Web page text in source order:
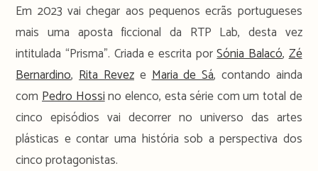
Em 2023 vai chegar aos pequenos ecrãs portugueses
mais uma aposta ficcional da RTP Lab, desta vez
intitulada “Prisma”. Criada e escrita porSónia Balacó,Zé
Bernardino,Rita RevezeMaria de Sá, contando ainda
comPedro Hossino elenco, esta série com um total de
cinco episódios vai decorrer no universo das artes
plásticas e contar uma história sob a perspectiva dos
cinco protagonistas.